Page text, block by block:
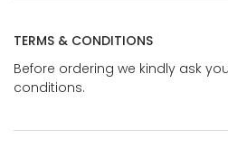
TERMS & CONDITIONS
Before ordering we kindly ask
conditions.